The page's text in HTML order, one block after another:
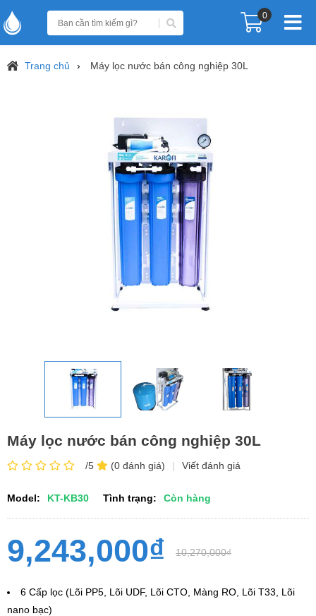
0
Trang chủ Máy lọc nước bán công nghiệp 30L
Máy lọc nước bán công nghiệp 30L
/5 (0 đánh giá) | Viết đánh giá
Model: KT-KB30 Tình trạng: Còn hàng
9,243,000₫ 10,270,000₫
6 Cấp lọc (Lõi PP5, Lõi UDF, Lõi CTO, Màng RO, Lõi T33, Lõi
nano bạc)